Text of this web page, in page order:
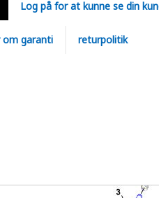
Log på for at kunne se din
om garanti returpolitik